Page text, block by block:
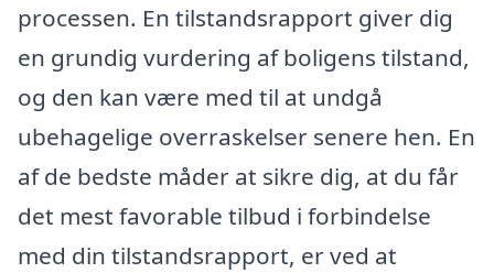
processen. En tilstandsrapport giver dig
en grundig vurdering af boligens tilstand,
og den kan være med til at undgå
ubehagelige overraskelser senere hen. En
af de bedste måder at sikre dig, at du får
det mest favorable tilbud i forbindelse
med din tilstandsrapport, er ved at